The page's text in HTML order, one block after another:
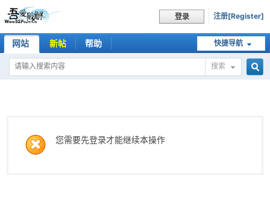
登录 注册[Register]
快捷导航
网站 新帖 帮助
搜索
您需要先登录才能继续本操作